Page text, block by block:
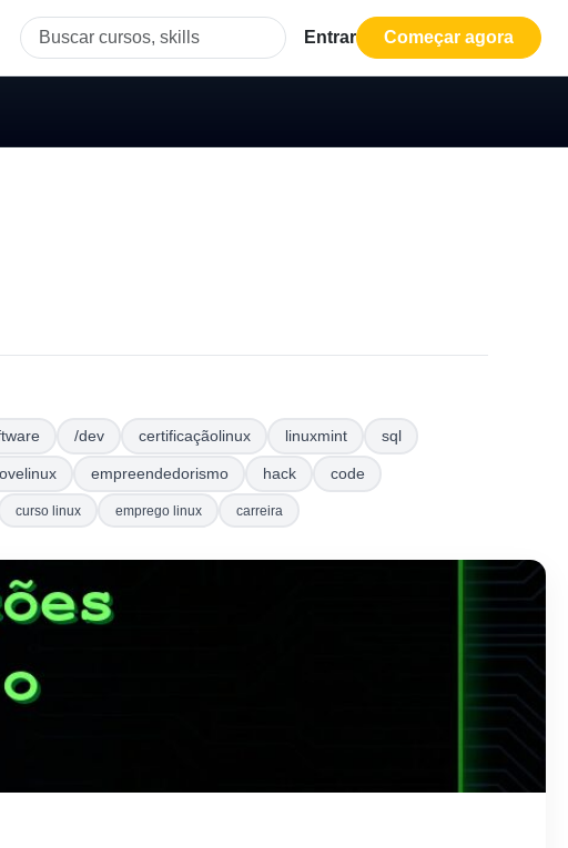
Entrar Começar agora
/dev certificaçãolinux linuxmint sql
empreendedorismo hack code
curso linux emprego linux carreira